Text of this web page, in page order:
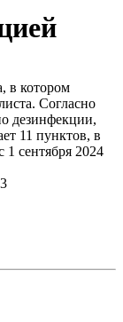
в котором
Согласно
дезинфекции,
11 пунктов, в
1 сентября 2024